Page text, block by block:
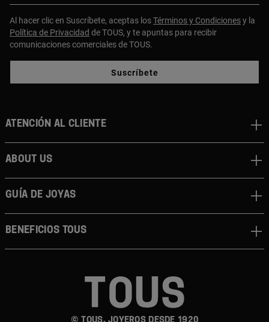
Al hacer clic en Suscríbete, aceptas losTérminos y Condicionesy la
Política de Privacidad de TOUS, y te apuntas para recibir
comunicaciones comerciales de TOUS.
Suscríbete
© TOUS, JOYEROS DESDE 1920
Atención al cliente
About us
Guía de joyas
Beneficios TOUS